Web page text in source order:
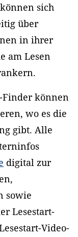
sich
über
in ihrer
am Lesen
Finder können
wo es die
gibt. Alle
digital zur
sowie
Lesestart-
Video-